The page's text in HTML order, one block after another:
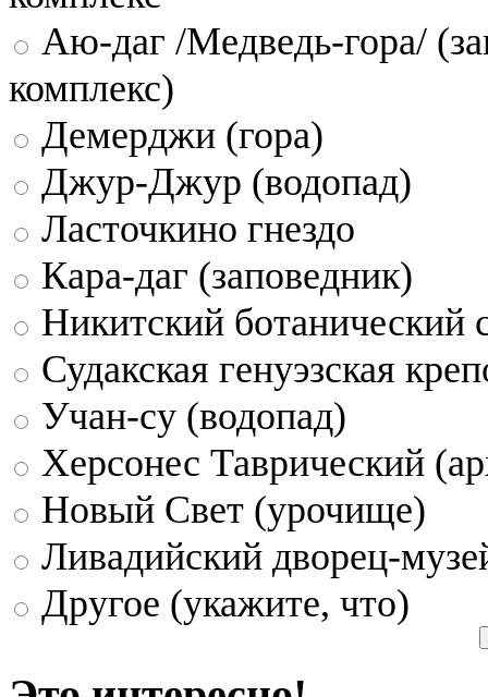
Аю-даг /Медведь-гора/
комплекс)
Демерджи (гора)
Джур-Джур (водопад)
Ласточкино гнездо
Кара-даг (заповедник)
Никитский ботанический
Судакская генуэзская
Учан-су (водопад)
Херсонес Таврический
Новый Свет (урочище)
Ливадийский дворец-
Другое (укажите, что)